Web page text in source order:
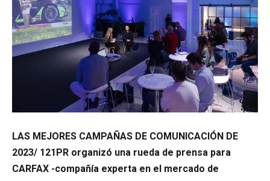
LAS MEJORES CAMPAÑAS DE COMUNICACIÓN DE
2023/ 121PR organizó una rueda de prensa para
CARFAX -compañía experta en el mercado de